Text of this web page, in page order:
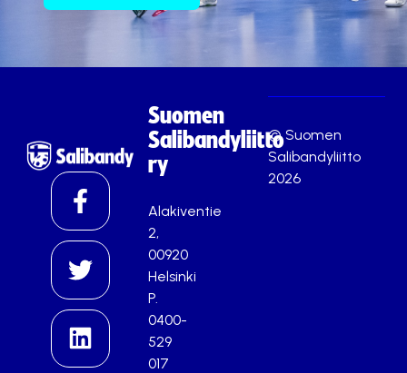
Suomen
Salibandyliitto
ry
Alakiventie
2,
00920
Helsinki
P.
0400-
529
017
© Suomen
Salibandyliitto
2026